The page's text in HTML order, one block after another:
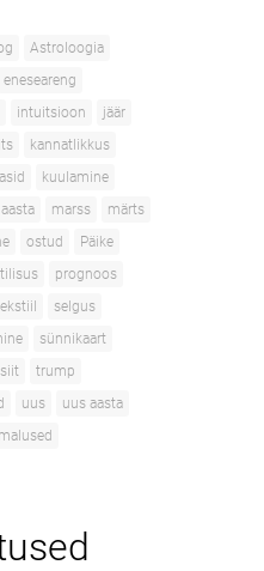
Astroloogia
eneseareng
intuitsioon
jäär
kannatlikkus
kuulamine
marss
märts
ostud
Päike
prognoos
selgus
sünnikaart
trump
uus
uus aasta